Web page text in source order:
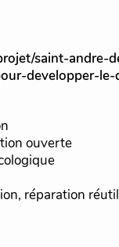
developper-le-
ouverte
réparation